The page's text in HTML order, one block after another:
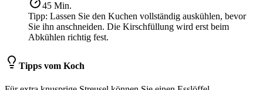
45 Min.
Tipp: Lassen Sie den Kuchen vollständig auskühlen, bevor
Sie ihn anschneiden. Die Kirschfüllung wird erst beim
Abkühlen richtig fest.
Tipps vom Koch